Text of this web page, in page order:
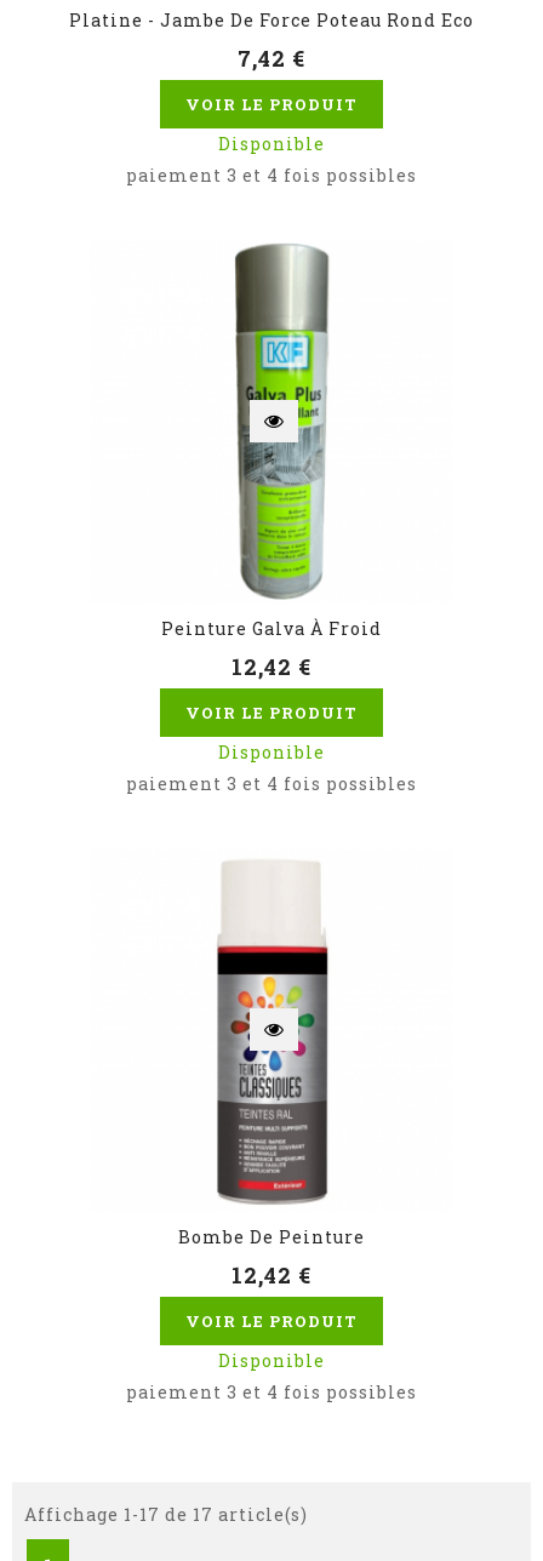
Platine - Jambe De Force Poteau Rond Eco
7,42 €
VOIR LE PRODUIT
Disponible
paiement 3 et 4 fois possibles
Peinture Galva À Froid
12,42 €
VOIR LE PRODUIT
Disponible
paiement 3 et 4 fois possibles
Bombe De Peinture
12,42 €
VOIR LE PRODUIT
Disponible
paiement 3 et 4 fois possibles
Affichage 1-17 de 17 article(s)